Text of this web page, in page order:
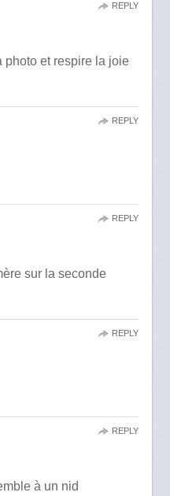
photo et respire la joie
REPLY
REPLY
sur la seconde
REPLY
REPLY
à un nid
REPLY